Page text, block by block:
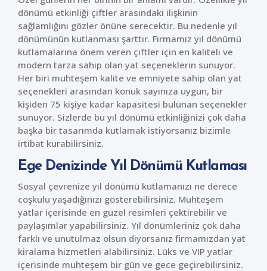
dönümü etkinliği çiftler arasındaki ilişkinin
sağlamlığını gözler önüne serecektir. Bu nedenle yıl
dönümünün kutlanması şarttır. Firmamız yıl dönümü
kutlamalarına önem veren çiftler için en kaliteli ve
modern tarza sahip olan yat seçeneklerin sunuyor.
Her biri muhteşem kalite ve emniyete sahip olan yat
seçenekleri arasından konuk sayınıza uygun, bir
kişiden 75 kişiye kadar kapasitesi bulunan seçenekler
sunuyor. Sizlerde bu yıl dönümü etkinliğinizi çok daha
başka bir tasarımda kutlamak istiyorsanız bizimle
irtibat kurabilirsiniz.
Ege Denizinde Yıl Dönümü Kutlaması
Sosyal çevrenize yıl dönümü kutlamanızı ne derece
coşkulu yaşadığınızı gösterebilirsiniz. Muhteşem
yatlar içerisinde en güzel resimleri çektirebilir ve
paylaşımlar yapabilirsiniz. Yıl dönümleriniz çok daha
farklı ve unutulmaz olsun diyorsanız firmamızdan yat
kiralama hizmetleri alabilirsiniz. Lüks ve VIP yatlar
içerisinde muhteşem bir gün ve gece geçirebilirsiniz.